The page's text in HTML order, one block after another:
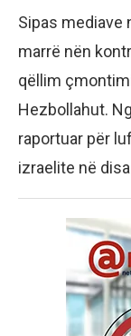
Sipas mediave
marrë nën
qëllim
Hezbollahut.
raportuar për
izraelite në